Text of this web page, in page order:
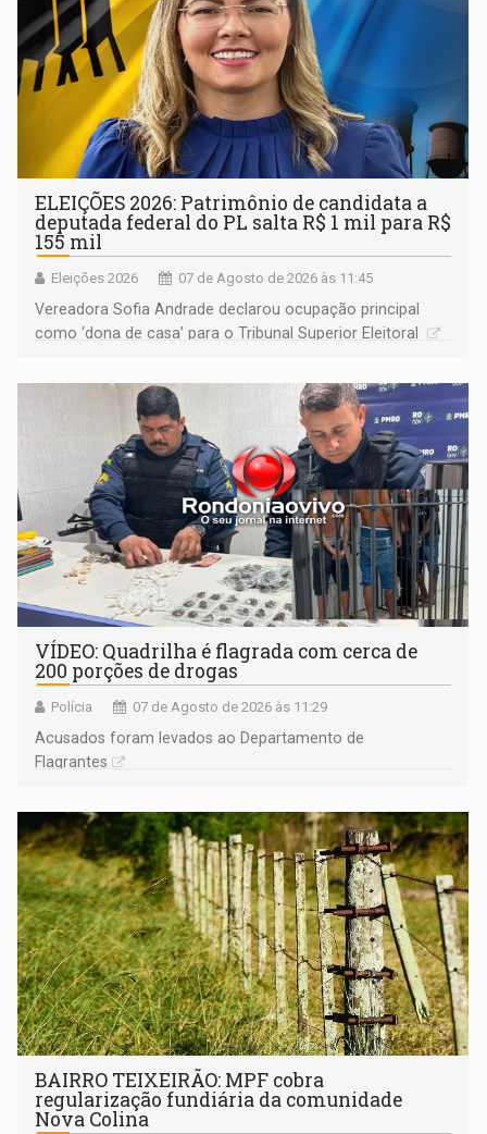
ELEIÇÕES 2026: Patrimônio de candidata a
deputada federal do PL salta R$ 1 mil para R$
155 mil
Eleições 2026 07 de Agosto de 2026 às 11:45
Vereadora Sofia Andrade declarou ocupação principal
como ‘dona de casa’ para o Tribunal Superior Eleitoral
VÍDEO: Quadrilha é flagrada com cerca de
200 porções de drogas
Polícia 07 de Agosto de 2026 às 11:29
Acusados foram levados ao Departamento de
Flagrantes
BAIRRO TEIXEIRÃO: MPF cobra
regularização fundiária da comunidade
Nova Colina